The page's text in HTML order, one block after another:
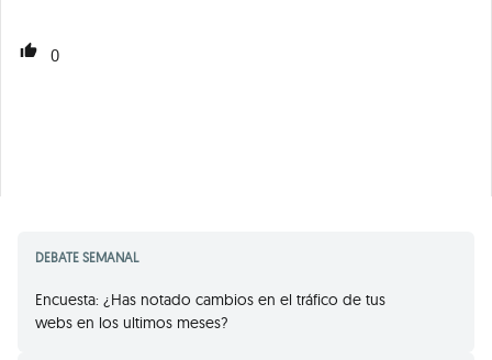
0
DEBATE SEMANAL
Encuesta: ¿Has notado cambios en el tráfico de tus
webs en los ultimos meses?